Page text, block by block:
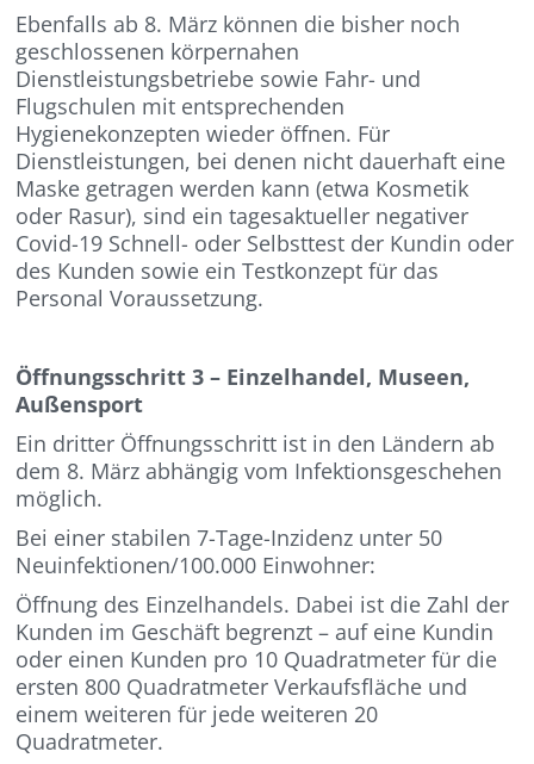
Ebenfalls ab 8. März können die bisher noch
geschlossenen körpernahen
Dienstleistungsbetriebe sowie Fahr- und
Flugschulen mit entsprechenden
Hygienekonzepten wieder öffnen. Für
Dienstleistungen, bei denen nicht dauerhaft eine
Maske getragen werden kann (etwa Kosmetik
oder Rasur), sind ein tagesaktueller negativer
Covid-19 Schnell- oder Selbsttest der Kundin oder
des Kunden sowie ein Testkonzept für das
Personal Voraussetzung.
Öffnungsschritt 3 – Einzelhandel, Museen,
Außensport
Ein dritter Öffnungsschritt ist in den Ländern ab
dem 8. März abhängig vom Infektionsgeschehen
möglich.
Bei einer stabilen 7-Tage-Inzidenz unter 50
Neuinfektionen/100.000 Einwohner:
Öffnung des Einzelhandels. Dabei ist die Zahl der
Kunden im Geschäft begrenzt – auf eine Kundin
oder einen Kunden pro 10 Quadratmeter für die
ersten 800 Quadratmeter Verkaufsfläche und
einem weiteren für jede weiteren 20
Quadratmeter.